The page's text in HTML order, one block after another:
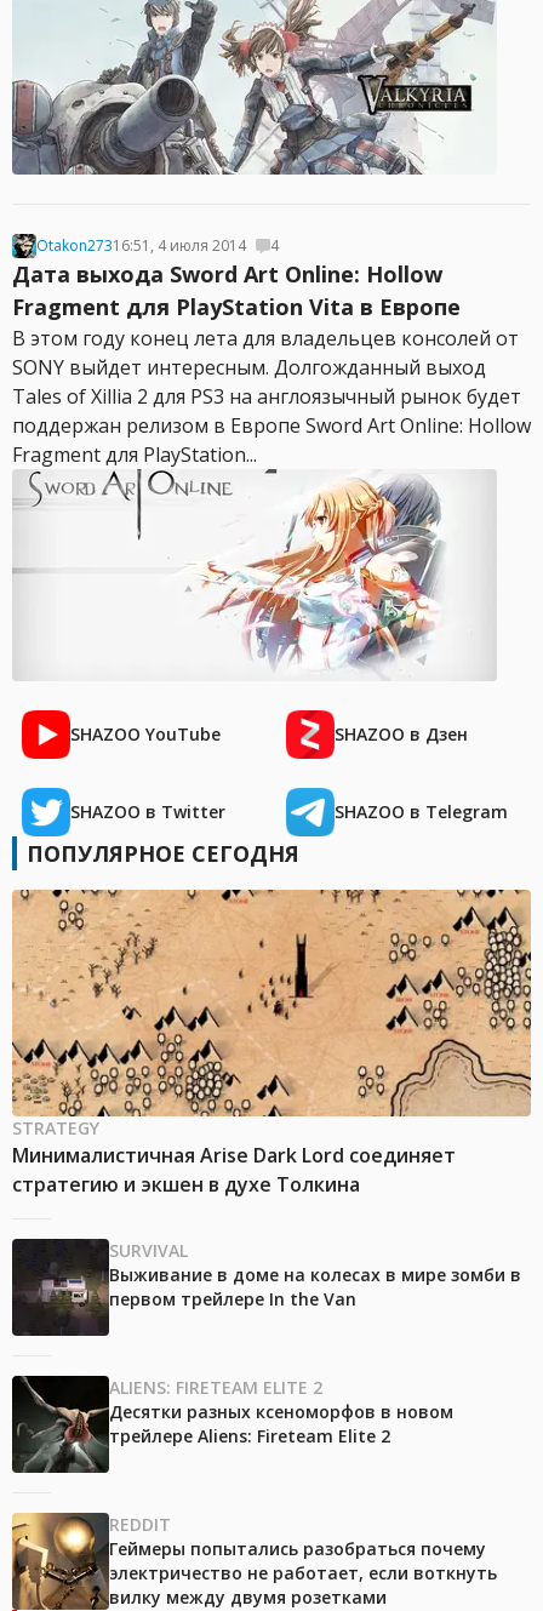
Otakon27316:51, 4 июля 2014 4
Дата выхода Sword Art Online: Hollow
Fragment для PlayStation Vita в Европе
В этом году конец лета для владельцев консолей от
SONY выйдет интересным. Долгожданный выход
Tales of Xillia 2 для PS3 на англоязычный рынок будет
поддержан релизом в Европе Sword Art Online: Hollow
Fragment для PlayStation...
SHAZOO YouTube SHAZOO в Дзен
SHAZOO в Twitter SHAZOO в Telegram
ПОПУЛЯРНОЕ СЕГОДНЯ
STRATEGY
Минималистичная Arise Dark Lord соединяет
стратегию и экшен в духе Толкина
SURVIVAL
Выживание в доме на колесах в мире зомби в
первом трейлере In the Van
ALIENS: FIRETEAM ELITE 2
Десятки разных ксеноморфов в новом
трейлере Aliens: Fireteam Elite 2
REDDIT
Геймеры попытались разобраться почему
электричество не работает, если воткнуть
вилку между двумя розетками